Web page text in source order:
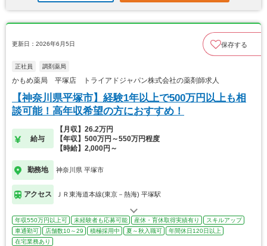
更新日：2026年6月5日 保存する
正社員 調剤薬局
かもめ薬局 平塚店 トライアドジャパン株式会社の薬剤師求人
【神奈川県平塚市】経験1年以上で500万円以上も相
談可能！高年収希望の方におすすめ！
給与
【月収】26.2万円
【年収】500万円～550万円程度
【時給】2,000円～
勤務地 神奈川県 平塚市
アクセス ＪＲ東海道本線(東京－熱海) 平塚駅
年収550万円以上可 未経験者も応募可能 産休・育休取得実績有り
スキルアップ
車通勤可
店舗数10～29 積極採用中 夏～秋入職可
年間休日120日以上
在宅業務あり